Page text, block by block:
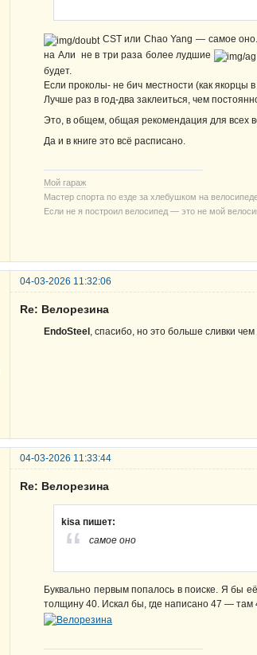
CST или Chao Yang — самое
на Али не в три раза более лудшие
будет.
Если проколы- не бич местности (как якорцы
Лучше раз в год-два заклеиться, чем
Это, в общем, общая рекомендация для всех
Да и в книге это всё расписано.
Мой гараж
Мастер спорта по езде за хлебушком на
Если не я построил велосипед — это не мой
04-03-2026 11:32:06
Re: Велорезина
EndoSteel , спасибо, но это больше сливки
04-03-2026 11:33:44
Re: Велорезина
kisa пишет:
самое оно
Буквально первым попалось в поиске. Я бы
толщину 40. Искал бы, где написано 47 — там